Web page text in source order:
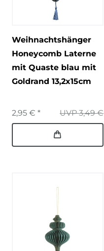
Weihnachtshänger
Honeycomb Laterne
mit Quaste blau mit
Goldrand 13,2x15cm
UVP 3,49 €
2,95 € *